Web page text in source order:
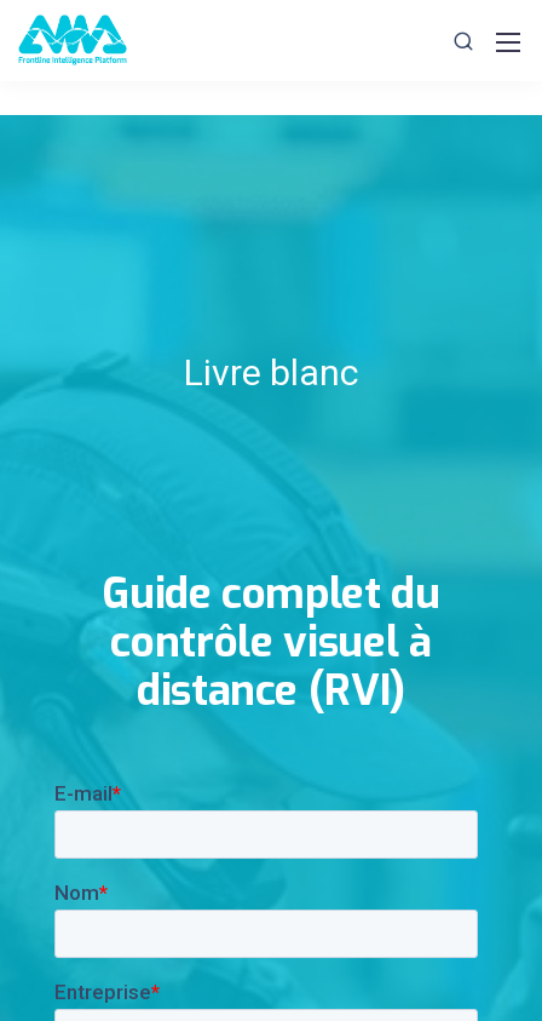
Livre blanc
Guide complet du
contrôle visuel à
distance (RVI)